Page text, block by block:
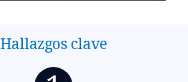
Hallazgos clave